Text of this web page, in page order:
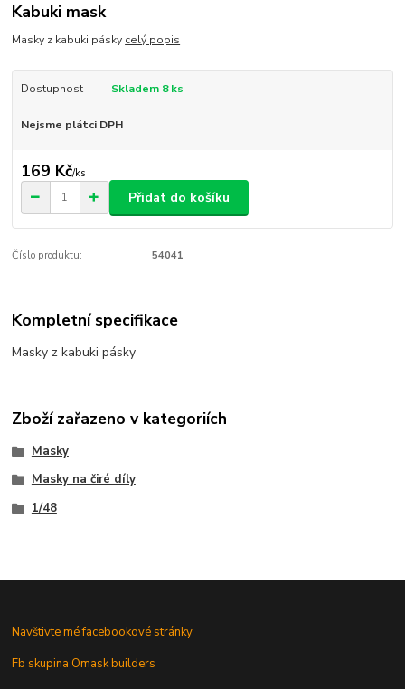
Kabuki mask
Masky z kabuki pásky celý popis
Dostupnost Skladem 8 ks
Nejsme plátci DPH
169 Kč/ks
Přidat do košíku
Číslo produktu: 54041
Kompletní specifikace
Masky z kabuki pásky
Zboží zařazeno v kategoriích
Masky
Masky na čiré díly
1/48
Navštivte mé facebookové stránky
Fb skupina Omask builders